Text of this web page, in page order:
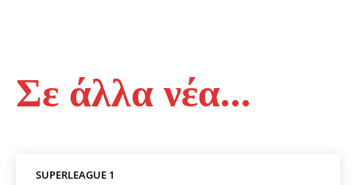
Σε άλλα νέα...
SUPERLEAGUE 1